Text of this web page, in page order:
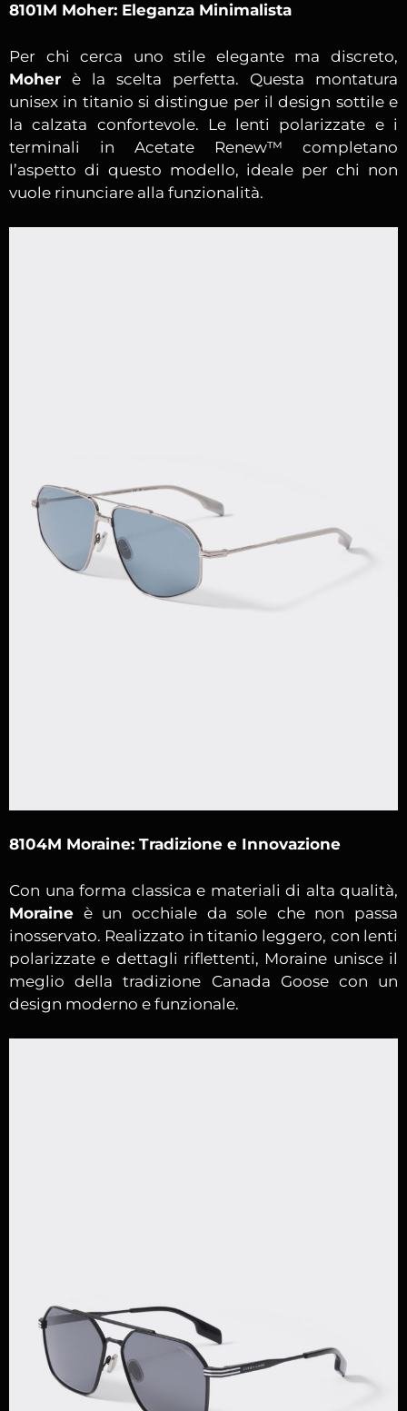
8101M Moher: Eleganza Minimalista
Per chi cerca uno stile elegante ma discreto,
Moher è la scelta perfetta. Questa montatura
unisex in titanio si distingue per il design sottile e
la calzata confortevole. Le lenti polarizzate e i
terminali in Acetate Renew™ completano
l’aspetto di questo modello, ideale per chi non
vuole rinunciare alla funzionalità.
8104M Moraine: Tradizione e Innovazione
Con una forma classica e materiali di alta qualità,
Moraine è un occhiale da sole che non passa
inosservato. Realizzato in titanio leggero, con lenti
polarizzate e dettagli riflettenti, Moraine unisce il
meglio della tradizione Canada Goose con un
design moderno e funzionale.